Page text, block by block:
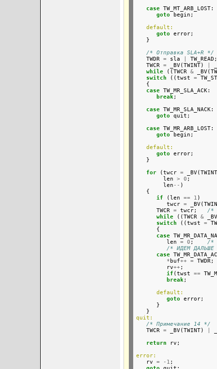
case TW_MT_ARB_LOST:
goto begin;
default:
goto error;
   }
/* Отправка SLA+R */
   TWDR
= sla
TW_READ;
   TWCR
= _BV(TWINT)
while ((TWCR &
switch ((twst =
   {
case TW_MR_SLA_ACK:
break;
case TW_MR_SLA_NACK:
goto quit;
case TW_MR_ARB_LOST:
goto begin;
default:
goto error;
   }
for (twcr =
        len
> 0 ;
        len
-- )
   {
if (len == 1 )
         twcr
=
      TWCR
= twcr; /*
while ((TWCR &
switch ((twst =
      {
case
         len
= 0 ; /*
/* ИДЕМ
case
* buf++ = TWDR;
         rv
++ ;
if (twst ==
break;
default:
goto error;
      }
quit:
/* Примечание 14 */
   TWCR
= _BV(TWINT)
return rv;
error:
rv = -1 ;